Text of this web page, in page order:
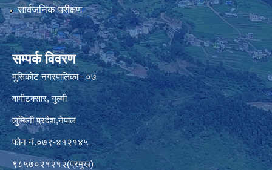
सार्वजनिक परीक्षण
सम्पर्क विवरण
मुसिकोट नगरपालिका– ०७
वामीटक्सार, गुल्मी
लुम्बिनी प्रदेश,नेपाल
फोन नं.०७९-४१२१४५
९८५७०२१२१२(प्रमुख)